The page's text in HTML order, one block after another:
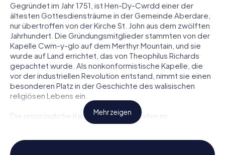
Gegründet im Jahr 1751, ist Hen-Dy-Cwrdd einer der
ältesten Gottesdiensträume in der Gemeinde Aberdare,
nur übertroffen von der Kirche St. John aus dem zwölften
Jahrhundert. Die Gründungsmitglieder stammten von der
Kapelle Cwm-y-glo auf dem Merthyr Mountain, und sie
wurde auf Land errichtet, das von Theophilus Richards
gepachtet wurde. Als nonkonformistische Kapelle, die
vor der industriellen Revolution entstand, nimmt sie einen
besonderen Platz in der Geschichte des walisischen
religiösen Lebens ein.
Die ursprüngliche Kapelle war bescheiden im
Erscheinungsbild und ähnelte einem Häuschen oder
für eine Gemeinde von fünfzig bis hundert Personen. Bis
Mehr zeigen